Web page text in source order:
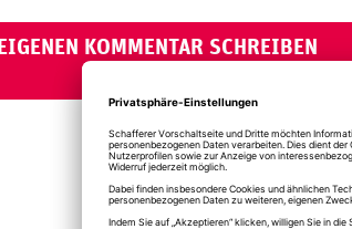
EIGENEN KOMMENTAR SCHREIBEN